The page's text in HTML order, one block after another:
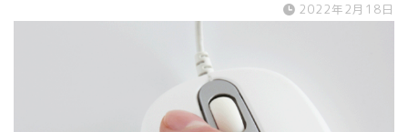
2022年2月18日